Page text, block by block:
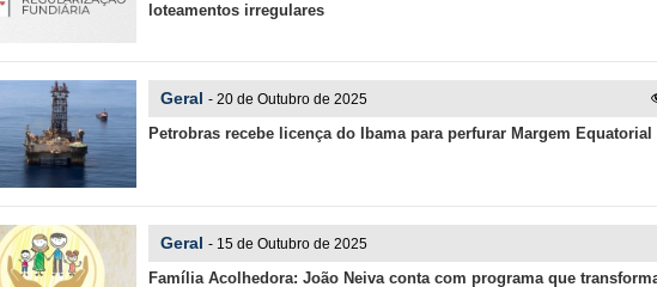
loteamentos irregulares
Geral - 20 de Outubro de 2025
Petrobras recebe licença do Ibama para perfurar Margem Equatorial
Geral - 15 de Outubro de 2025
Família Acolhedora: João Neiva conta com programa que